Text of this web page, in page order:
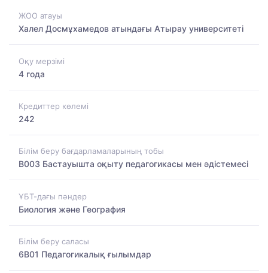
ЖОО атауы
Халел Досмұхамедов атындағы Атырау университеті
Оқу мерзімі
4 года
Кредиттер көлемі
242
Білім беру бағдарламаларының тобы
B003 Бастауышта оқыту педагогикасы мен әдістемесі
ҰБТ-дағы пәндер
Биология және География
Білім беру саласы
6B01 Педагогикалық ғылымдар